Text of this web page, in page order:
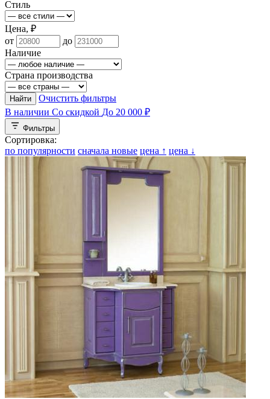
Стиль
Цена, ₽
от
до
Наличие
Страна производства
Найти
Очистить фильтры
В наличии Со скидкой До 20 000 ₽
Фильтры
Сортировка:
по популярности сначала новые цена ↑ цена ↓